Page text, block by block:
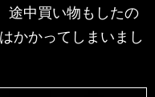
途中買い物もしたの
かかってしまいまし